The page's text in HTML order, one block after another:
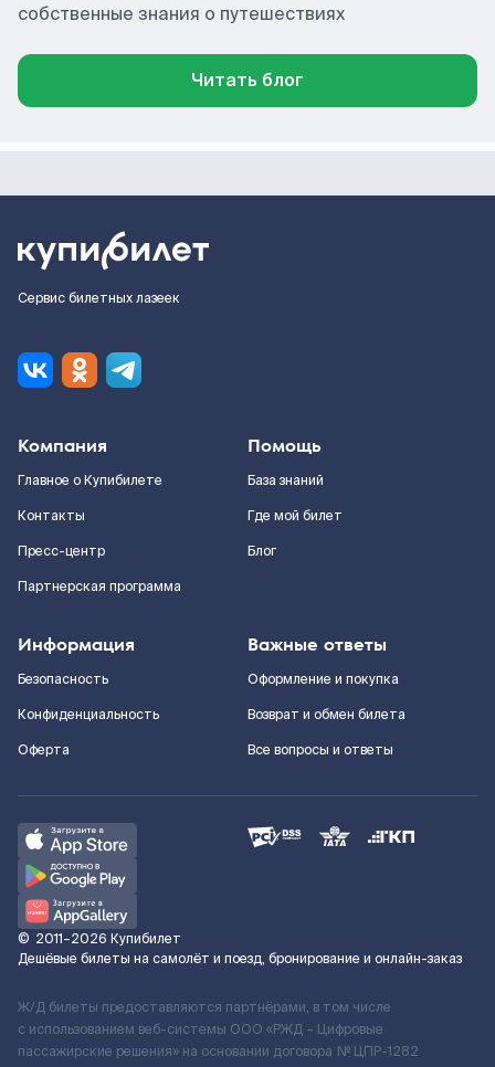
собственные знания о путешествиях
Читать блог
Сервис билетных лазеек
Компания
Главное о Купибилете
Контакты
Пресс-центр
Партнерская программа
Помощь
База знаний
Где мой билет
Блог
Информация
Безопасность
Конфиденциальность
Оферта
Важные ответы
Оформление и покупка
Возврат и обмен билета
Все вопросы и ответы
© 2011–2026 Купибилет
Дешёвые билеты на самолёт и поезд, бронирование и онлайн-заказ
Ж/Д билеты предоставляются партнёрами, в том числе
с использованием веб-системы ООО «РЖД – Цифровые
пассажирские решения» на основании договора № ЦПР-1282